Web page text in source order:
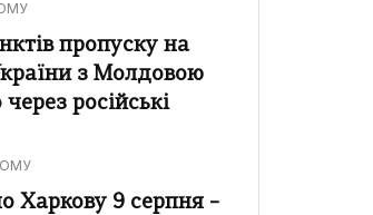
пропуску на
з Молдовою
російські
Харкову 9 серпня –